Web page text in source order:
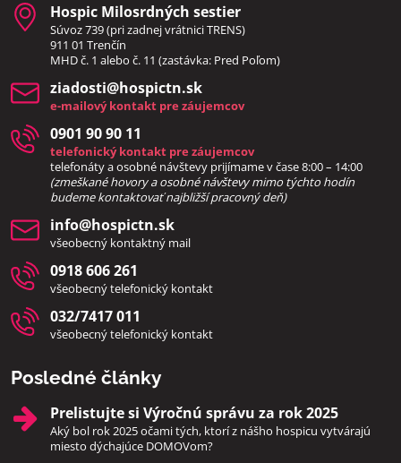
Hospic Milosrdných sestier
Súvoz 739 (pri zadnej vrátnici TRENS)
911 01 Trenčín
MHD č. 1 alebo č. 11 (zastávka: Pred Poľom)
ziadosti​@hospictn​.sk
e-mailový kontakt pre záujemcov
0901 90 90 11
telefonický kontakt pre záujemcov
telefonáty a osobné návštevy prijímame v čase 8:00 – 14:00
(zmeškané hovory a osobné návštevy mimo týchto hodín
budeme kontaktovať najbližší pracovný deň)
info​@hospictn​.sk
všeobecný kontaktný mail
0918 606 261
všeobecný telefonický kontakt
032/7417 011
všeobecný telefonický kontakt
Posledné články
Prelistujte si Výročnú správu za rok 2025
Aký bol rok 2025 očami tých, ktorí z nášho hospicu vytvárajú
miesto dýchajúce DOMOVom?